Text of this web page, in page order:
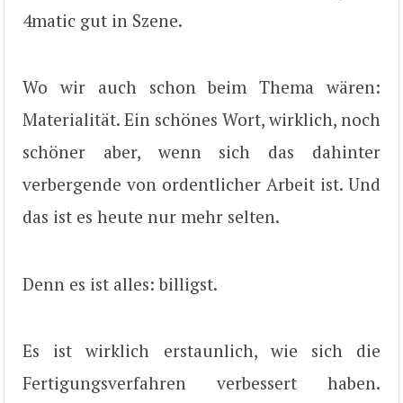
4matic gut in Szene.
Wo wir auch schon beim Thema wären:
Materialität. Ein schönes Wort, wirklich, noch
schöner aber, wenn sich das dahinter
verbergende von ordentlicher Arbeit ist. Und
das ist es heute nur mehr selten.
Denn es ist alles: billigst.
Es ist wirklich erstaunlich, wie sich die
Fertigungsverfahren verbessert haben.